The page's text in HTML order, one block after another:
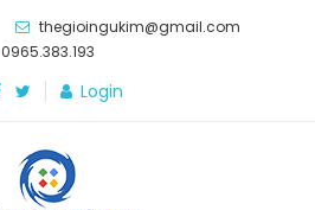
thegioingukim@gmail.com
0965.383.193
Login